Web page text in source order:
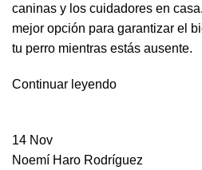
caninas y los cuidadores en
mejor opción para garantizar el
tu perro mientras estás ausente.
Continuar leyendo
14 Nov
Noemí Haro Rodríguez